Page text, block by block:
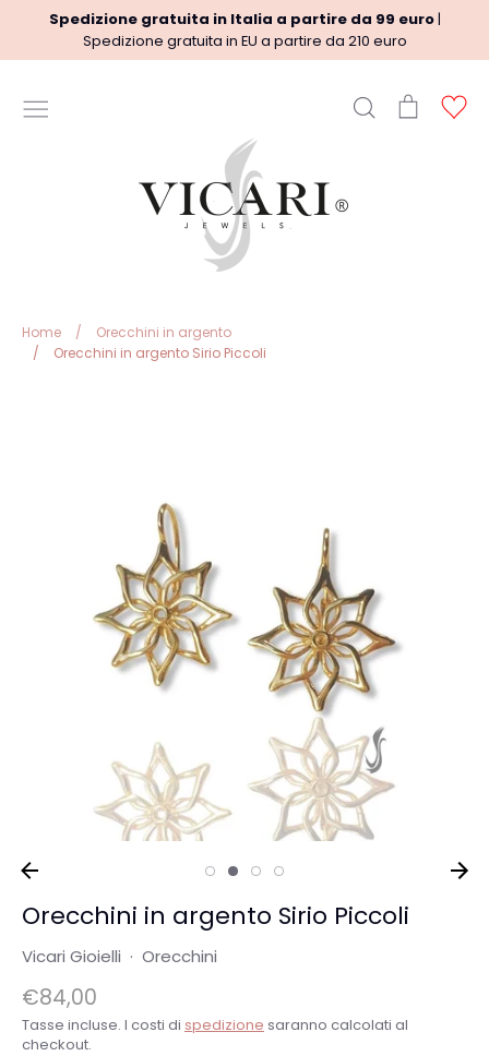
contenuto
Spedizione gratuita in Italia a partire da 99 euro|
Spedizione gratuita in EU a partire da 210 euro
Cerca
Termini del Servizio
Informazioni sulle spedizioni
Privacy Policy
Carrello
Home /
Orecchini in argento
/
Orecchini in argento Sirio Piccoli
Orecchini in argento Sirio Piccoli
Vicari Gioielli · Orecchini
€84,00
Tasse incluse. I costi di spedizione saranno calcolati al
checkout.